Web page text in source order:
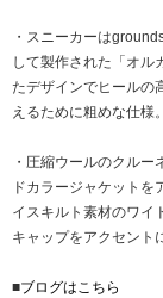
・スニーカーは
して製作された「オル
たデザインでヒールの
えるために粗めな仕様。
・圧縮ウールのクル
ドカラージャケット
イスキルト素材のワイ
キャップをアクセント
■ブログはこちら